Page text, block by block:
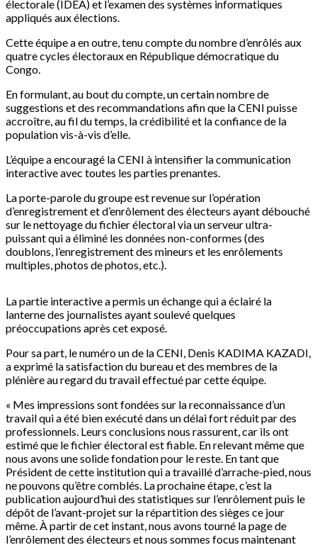
électorale (IDEA) et l’examen des systèmes informatiques
appliqués aux élections.
Cette équipe a en outre, tenu compte du nombre d’enrôlés aux
quatre cycles électoraux en République démocratique du
Congo.
En formulant, au bout du compte, un certain nombre de
suggestions et des recommandations afin que la CENI puisse
accroître, au fil du temps, la crédibilité et la confiance de la
population vis-à-vis d’elle.
L’équipe a encouragé la CENI à intensifier la communication
interactive avec toutes les parties prenantes.
La porte-parole du groupe est revenue sur l’opération
d’enregistrement et d’enrôlement des électeurs ayant débouché
sur le nettoyage du fichier électoral via un serveur ultra-
puissant qui a éliminé les données non-conformes (des
doublons, l’enregistrement des mineurs et les enrôlements
multiples, photos de photos, etc.).
La partie interactive a permis un échange qui a éclairé la
lanterne des journalistes ayant soulevé quelques
préoccupations après cet exposé.
Pour sa part, le numéro un de la CENI, Denis KADIMA KAZADI,
a exprimé la satisfaction du bureau et des membres de la
plénière au regard du travail effectué par cette équipe.
« Mes impressions sont fondées sur la reconnaissance d’un
travail qui a été bien exécuté dans un délai fort réduit par des
professionnels. Leurs conclusions nous rassurent, car ils ont
estimé que le fichier électoral est fiable. En relevant même que
nous avons une solide fondation pour le reste. En tant que
Président de cette institution qui a travaillé d’arrache-pied, nous
ne pouvons qu’être comblés. La prochaine étape, c’est la
publication aujourd’hui des statistiques sur l’enrôlement puis le
dépôt de l’avant-projet sur la répartition des sièges ce jour
même. À partir de cet instant, nous avons tourné la page de
l’enrôlement des électeurs et nous sommes focus maintenant